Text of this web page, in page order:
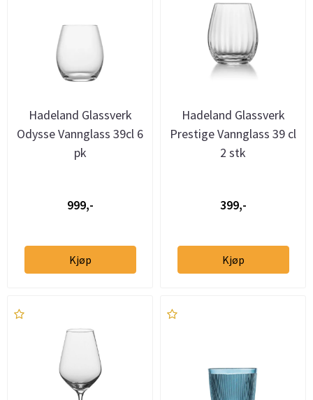
Hadeland Glassverk
Odysse Vannglass 39cl 6
pk
999,-
Kjøp
Hadeland Glassverk
Prestige Vannglass 39 cl
2 stk
399,-
Kjøp